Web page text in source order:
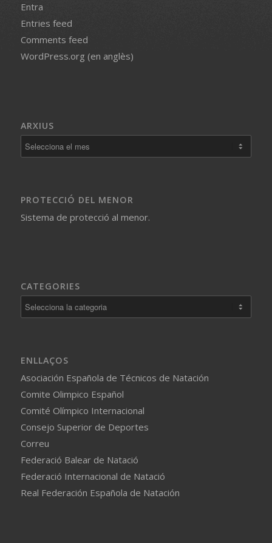
Entra
Entries feed
Comments feed
WordPress.org (en anglès)
ARXIUS
PROTECCIÓ DEL MENOR
Sistema de protecció al menor.
CATEGORIES
ENLLAÇOS
Asociación Española de Técnicos de Natación
Comite Olimpico Español
Comité Olímpico Internacional
Consejo Superior de Deportes
Correu
Federació Balear de Natació
Federació Internacional de Natació
Real Federación Española de Natación